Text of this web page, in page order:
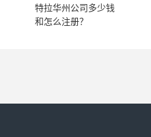
特拉华州公司多少钱
和怎么注册？